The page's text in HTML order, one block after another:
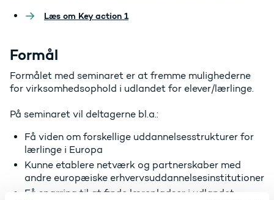
Læs om Key action 1
Formål
Formålet med seminaret er at fremme mulighederne
for virksomhedsophold i udlandet for elever/lærlinge.
På seminaret vil deltagerne bl.a.:
Få viden om forskellige uddannelsesstrukturer for
lærlinge i Europa
Kunne etablere netværk og partnerskaber med
andre europæiske erhvervsuddannelsesinstitutioner
Få sparring til at finde lærepladser i udlandet